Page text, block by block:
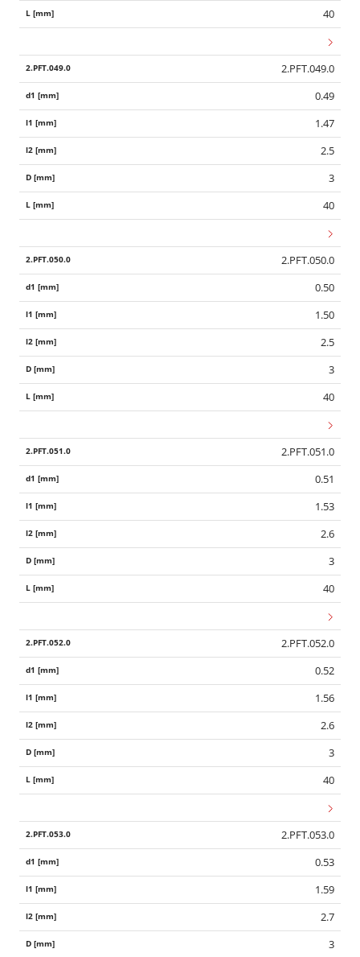
40
2.PFT.049.0
0.49
1.47
2.5
3
40
2.PFT.050.0
0.50
1.50
2.5
3
40
2.PFT.051.0
0.51
1.53
2.6
3
40
2.PFT.052.0
0.52
1.56
2.6
3
40
2.PFT.053.0
0.53
1.59
2.7
3